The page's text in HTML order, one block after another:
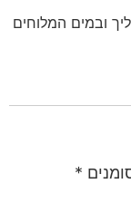
ובמים המלוחים
*